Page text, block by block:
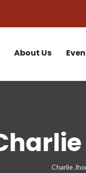
About Us
Charlie